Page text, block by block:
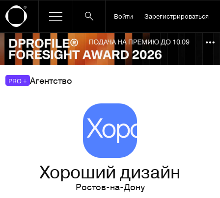
Войти Зарегистрироваться
Ссылка баннера
PRO + Агентство
Хороший дизайн
Ростов-на-Дону